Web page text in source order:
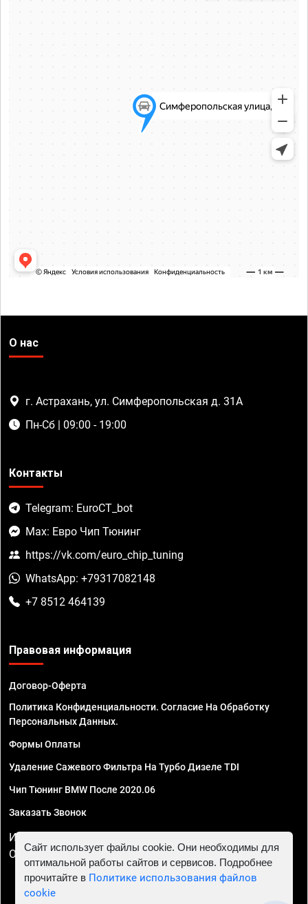
О нас
г. Астрахань, ул. Симферопольская д. 31А
Пн-Сб | 09:00 - 19:00
Контакты
Telegram: EuroCT_bot
Max: Евро Чип Тюнинг
https://vk.com/euro_chip_tuning
WhatsApp: +79317082148
+7 8512 464139
Правовая информация
Договор-Оферта
Политика Конфиденциальности. Согласие На Обработку
Персональных Данных.
Формы Оплаты
Удаление Сажевого Фильтра На Турбо Дизеле TDI
Чип Тюнинг BMW После 2020.06
Заказать Звонок
ИП Смирнов Георгий Павлович. ИНН 781302555843,
ОГРНИП 324470400032610
Сайт использует файлы cookie. Они необходимы для
оптимальной работы сайтов и сервисов. Подробнее
прочитайте в Политике использования файлов
cookie